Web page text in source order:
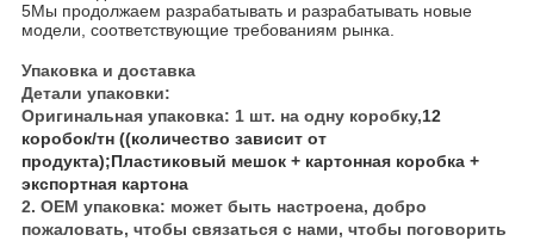
5Мы продолжаем разрабатывать и разрабатывать новые
модели, соответствующие требованиям рынка.
Упаковка и доставка
Детали упаковки:
Оригинальная упаковка: 1 шт. на одну коробку,12
коробок/тн ((количество зависит от
продукта);Пластиковый мешок + картонная коробка +
экспортная картона
2. OEM упаковка: может быть настроена, добро
пожаловать, чтобы связаться с нами, чтобы поговорить